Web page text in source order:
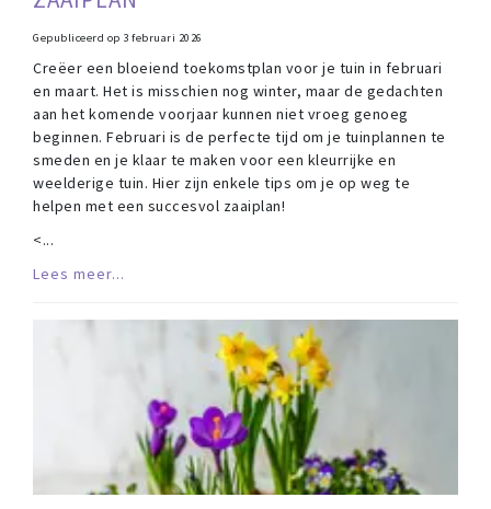
Gepubliceerd op 3 februari 2026
Creëer een bloeiend toekomstplan voor je tuin in februari
en maart. Het is misschien nog winter, maar de gedachten
aan het komende voorjaar kunnen niet vroeg genoeg
beginnen. Februari is de perfecte tijd om je tuinplannen te
smeden en je klaar te maken voor een kleurrijke en
weelderige tuin. Hier zijn enkele tips om je op weg te
helpen met een succesvol zaaiplan!
<...
Lees meer...